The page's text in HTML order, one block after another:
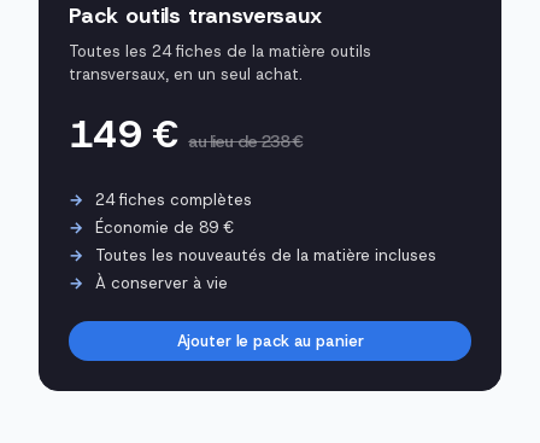
Pack outils transversaux
Toutes les 24 fiches de la matière outils
transversaux, en un seul achat.
149 €au lieu de 238 €
24 fiches complètes
Économie de 89 €
Toutes les nouveautés de la matière incluses
À conserver à vie
Ajouter le pack au panier